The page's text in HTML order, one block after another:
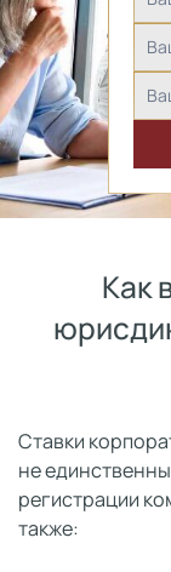
Как
Ставки
не
регистрации
также: